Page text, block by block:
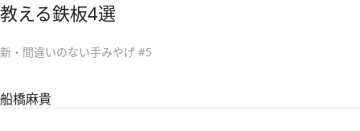
教える鉄板4選
新・間違いのない手みやげ #5
船橋麻貴